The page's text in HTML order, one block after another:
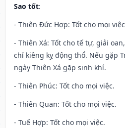
Sao tốt:
- Thiên Đức Hợp: Tốt cho mọi
- Thiên Xá: Tốt cho tế tự, giải
chỉ kiêng kỵ động thổ. Nếu gặp
ngày Thiên Xá gặp sinh khí.
- Thiên Phúc: Tốt cho mọi việc.
- Thiên Quan: Tốt cho mọi việc.
- Tuế Hợp: Tốt cho mọi việc.